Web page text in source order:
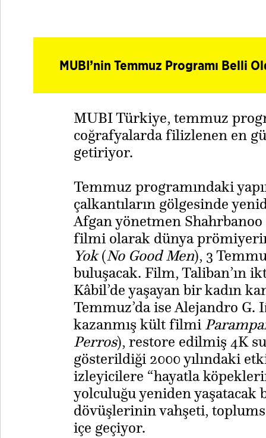
MUBI’nin Temmuz Programı Belli
MUBI Türkiye, temmuz
coğrafyalarda filizlenen en
getiriyor.
Temmuz programındaki
çalkantıların gölgesinde
Afgan yönetmen Shahrbanoo
filmi olarak dünya
Yok(No Good Men), 3
buluşacak. Film, Taliban’ın
Kâbil’de yaşayan bir kadın
Temmuz’da ise Alejandro G.
kazanmış kült filmi
Perros), restore edilmiş 4K
gösterildiği 2000 yılındaki
izleyicilere “hayatla
yolculuğu yeniden yaşatacak
dövüşlerinin vahşeti,
içe geçiyor.